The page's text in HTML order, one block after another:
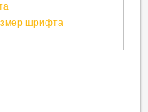
шрифта